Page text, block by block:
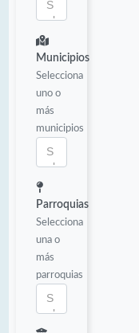
Municipios
Selecciona
uno o
más
municipios
Parroquias
Selecciona
una o
más
parroquias